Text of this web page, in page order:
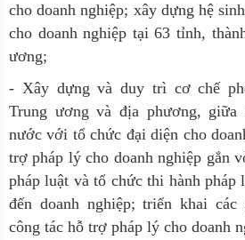
cho doanh nghiệp; xây dựng hệ
cho doanh nghiệp tại 63 tỉnh,
ương;
- Xây dựng và duy trì cơ chế
Trung ương và địa phương,
nước với tổ chức đại diện cho
trợ pháp lý cho doanh nghiệp gắn
pháp luật và tổ chức thi hành pháp
đến doanh nghiệp; triển khai
công tác hỗ trợ pháp lý cho doanh